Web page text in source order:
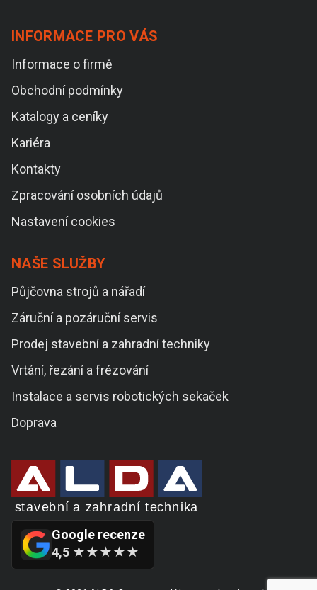
INFORMACE PRO VÁS
Informace o firmě
Obchodní podmínky
Katalogy a ceníky
Kariéra
Kontakty
Zpracování osobních údajů
Nastavení cookies
NAŠE SLUŽBY
Půjčovna strojů a nářadí
Záruční a pozáruční servis
Prodej stavební a zahradní techniky
Vrtání, řezání a frézování
Instalace a servis robotických sekaček
Doprava
Google recenze
4,5 ★★★★★